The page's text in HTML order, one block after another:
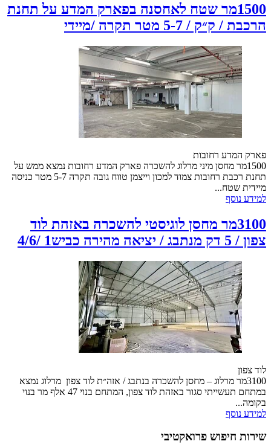
1500מר שטח לאחסנה בפארק המדע על תחנת
הרכבת / ק״ק / 5-7 מטר תקרה /מיידי
פארק המדע רחובות
1500מר מחסן מיני מרלוג להשכרה פארק המדע רחובות נמצא ממש על
תחנת רכבת רחובות צמוד למכון וייצמן טווח גובה תקרה 5-7 מטר כניסה
מיידית שטח...
למידע נוסף
3100מר מחסן לוגיסטי להשכרה באזהת לוד
צפון / 5 דק מנתבג / יציאה מהירה כביש1 /4/6
לוד צפון
3100מר מרלוג – מחסן להשכרה בנתבג / אזה״ת לוד צפון מרלוג נמצא
במתחם תעשייתי סגור באזהת לוד צפון, המתחם בנוי 47 אלף מר בנוי
בקומה...
למידע נוסף
שירות חיפוש פרואקטיבי